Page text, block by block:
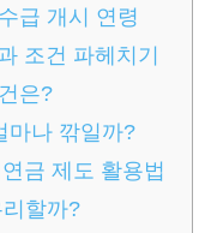
급 개시 연령
조건 파헤치기
은?
마나 깎일까?
금 제도 활용법
할까?